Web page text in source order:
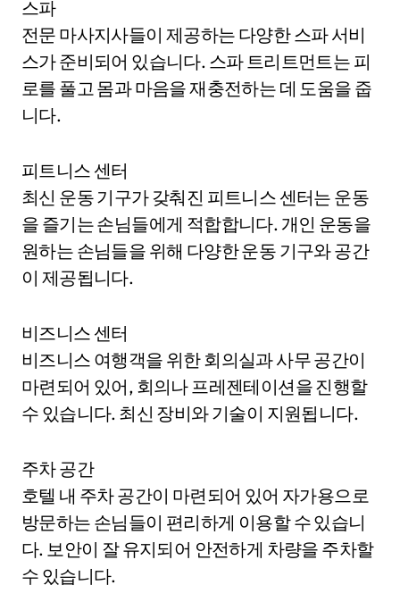
스파
전문 마사지사들이 제공하는 다양한 스파 서비
스가 준비되어 있습니다. 스파 트리트먼트는 피
로를 풀고 몸과 마음을 재충전하는 데 도움을 줍
니다.
피트니스 센터
최신 운동 기구가 갖춰진 피트니스 센터는 운동
을 즐기는 손님들에게 적합합니다. 개인 운동을
원하는 손님들을 위해 다양한 운동 기구와 공간
이 제공됩니다.
비즈니스 센터
비즈니스 여행객을 위한 회의실과 사무 공간이
마련되어 있어, 회의나 프레젠테이션을 진행할
수 있습니다. 최신 장비와 기술이 지원됩니다.
주차 공간
호텔 내 주차 공간이 마련되어 있어 자가용으로
방문하는 손님들이 편리하게 이용할 수 있습니
다. 보안이 잘 유지되어 안전하게 차량을 주차할
수 있습니다.